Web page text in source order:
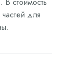
для